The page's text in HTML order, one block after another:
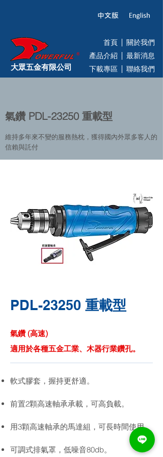
大眾五金有限公司
首頁
關於我們
產品介紹
最新消息
下載專區
聯絡我們
氣鑽 PDL-23250 重載型
維持多年來不變的服務熱枕，獲得國內外眾多客人的
信賴與託付
PDL-23250 重載型
氣鑽 (高速)
適用於各種五金工業、木器行業鑽孔。
軟式膠套，握持更舒適。
前置2顆高速軸承承載，可高負載。
用3顆高速軸承的馬達組，可長時間使用。
可調式排氣罩，低噪音80db。